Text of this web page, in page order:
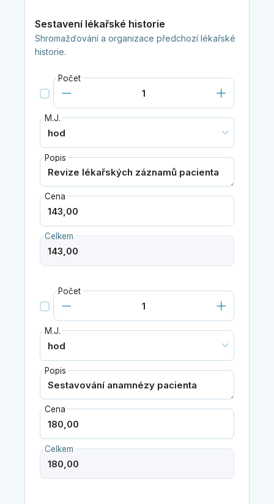
Sestavení lékařské historie
Shromažďování a organizace předchozí lékařské
historie.
Počet
M.J.
Popis
Cena
Celkem
Počet
M.J.
Popis
Cena
Celkem